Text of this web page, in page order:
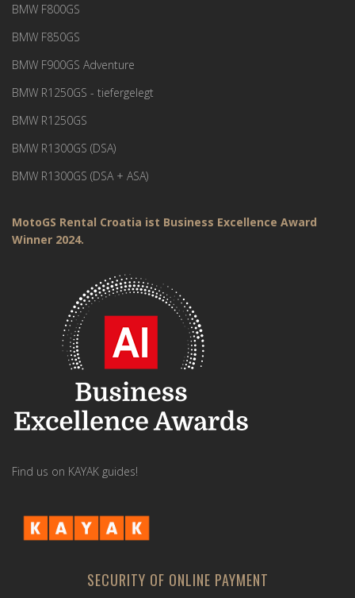
BMW F800GS
BMW F850GS
BMW F900GS Adventure
BMW R1250GS - tiefergelegt
BMW R1250GS
BMW R1300GS (DSA)
BMW R1300GS (DSA + ASA)
MotoGS Rental Croatia ist Business Excellence Award
Winner 2024.
Find us on KAYAK guides!
SECURITY OF ONLINE PAYMENT